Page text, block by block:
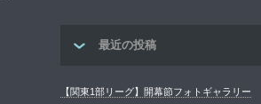
最近の投稿
【関東1部リーグ】開幕節フォトギャラリー